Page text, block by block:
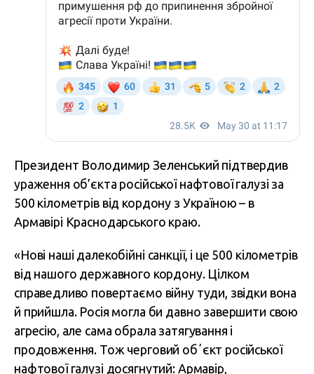
Президент Володимир Зеленський підтвердив
ураження об’єкта російської нафтової галузі за
500 кілометрів від кордону з Україною – в
Армавірі Краснодарського краю.
«Нові наші далекобійні санкції, і це 500 кілометрів
від нашого державного кордону. Цілком
справедливо повертаємо війну туди, звідки вона
й прийшла. Росія могла би давно завершити свою
агресію, але сама обрала затягування і
продовження. Тож черговий обʼєкт російської
нафтової галузі досягнутий: Армавір,